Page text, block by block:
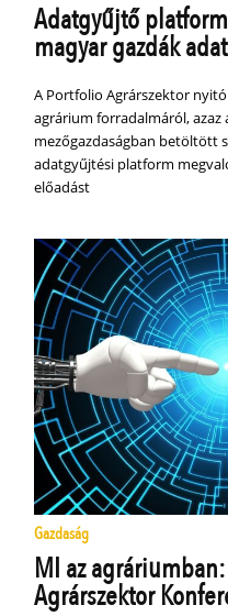
Adatgyűjtő
magyar gazdák
A Portfolio Agrárszektor
agrárium forradalmáról, azaz
mezőgazdaságban betöltött
adatgyűjtési platform
előadást
Gazdaság
MI az
Agrárszektor